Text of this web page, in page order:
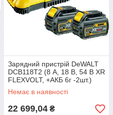
Зарядний пристрій DeWALT
DCB118T2 (8 А, 18 В, 54 В XR
FLEXVOLT, +АКБ 6г -2шт.)
Немає в наявності
22 699,04 ₴